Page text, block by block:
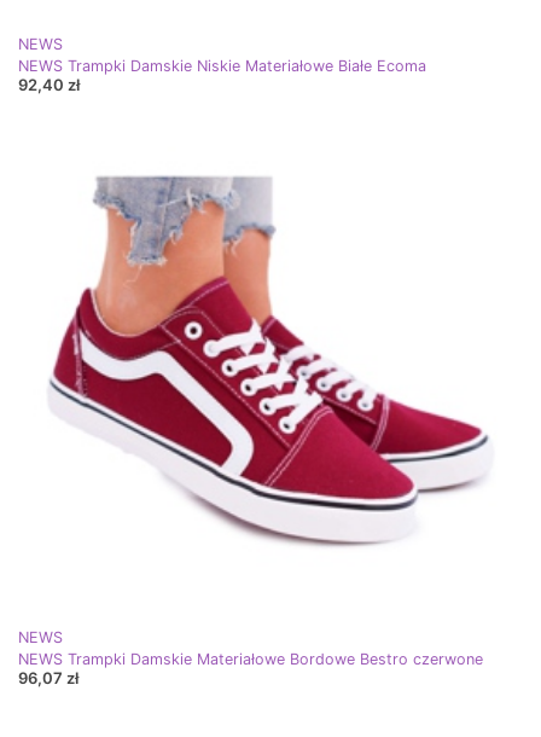
NEWS
NEWS Trampki Damskie Niskie Materiałowe Białe Ecoma
92,40 zł
NEWS
NEWS Trampki Damskie Materiałowe Bordowe Bestro czerwone
96,07 zł